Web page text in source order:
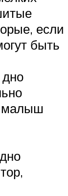
если
быть
дно
малыш